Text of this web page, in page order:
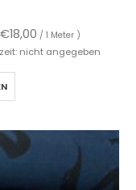
€18,00 / 1 Meter )
nicht angegeben